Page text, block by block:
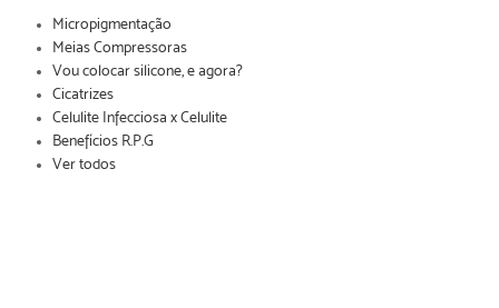
Micropigmentação
Meias Compressoras
Vou colocar silicone, e agora?
Cicatrizes
Celulite Infecciosa x Celulite
Benefícios R.P.G
Ver todos